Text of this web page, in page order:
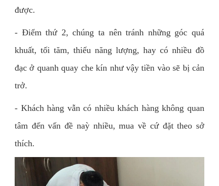
được.
- Điểm thứ 2, chúng ta nên tránh những góc quá
khuất, tối tăm, thiếu năng lượng, hay có nhiều đồ
đạc ở quanh quay che kín như vậy tiền vào sẽ bị cản
trở.
- Khách hàng vẫn có nhiều khách hàng không quan
tâm đến vấn đề naỳ nhiều, mua về cứ đặt theo sở
thích.